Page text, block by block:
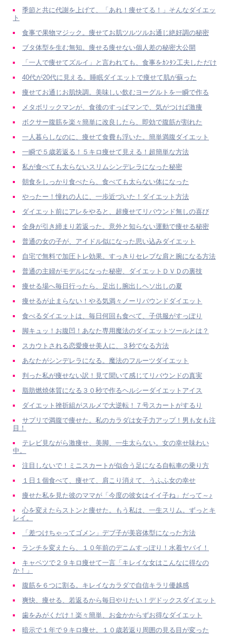
季節と共に代謝を上げて、「あれ！痩せてる！」そんなダイエッ
ト
食事で果物マジック。痩せてお肌ツルツルお通じ絶好調の秘密
ブタ体型を生む無知。痩せる痩せない個人差の秘密大公開
「一人で痩せてズルイ」と言われても、食事をｶﾝﾀﾝ工夫しただけ
40代が20代に見える。睡眠ダイエットで痩せて肌が蘇った
痩せてお通じお肌快調。美味しい飲むヨーグルトを一瞬で作る
メタボリックマンが、食後のすっぱマンで、気がつけば激痩
ボクサー腹筋を楽々簡単に改良したら、即効で腹筋が割れた
一人暮らしなのに、痩せて食費も浮いた。簡単満腹ダイエット
一瞬で５歳若返る！５キロ痩せて見える！超簡単な方法
私が食べても太らないスリムシンデレラになった秘密
朝食をしっかり食べたら、食べても太らない体になった
やったー！憧れの人に、一歩近づいた！ダイエット方法
ダイエット前にアレをやると、超痩せてリバウンド無しの喜び
全身が引き締まり若返った。意外と知らない運動で痩せる秘密
普通の女の子が、アイドル似になった思い込みダイエット
自宅で無料で加圧トレ効果。すっきりセレブな肩と腕になる方法
普通の主婦がモデルになった秘密、ダイエットＤＶＤの裏技
痩せる場へ毎日行ったら、足出し腕出しヘソ出しの夏
痩せるが止まらない！やる気満々ノーリバウンドダイエット
食べるダイエットは、毎日何回も食べて、子供服がすっぽり
脚キュッ！お腹凹！あなた専用魔法のダイエットツールとは？
スカウトされる恋愛痩せ美人に、３秒でなる方法
あなたがシンデレラになる。魔法のフルーツダイエット
判った私が痩せない訳！見て聞いて感じてリバウンドの真実
脂肪燃焼体質になる３０秒で作るヘルシーダイエットアイス
ダイエット挫折組がスルメで大逆転！７号スカートがするり
サプリで満腹で痩せた。私のカラダは女子力アップ！男も女も注
目！
テレビ見ながら激痩せ、美脚、一生太らない。女の幸せ味わい
中。
注目しないで！ミニスカートが似合う足になる自転車の乗り方
１日１個食べて、痩せて、肩こり消えて、うふふ女の幸せ
痩せた私を見た彼のママが「今度の彼女はイイ子ね」だって～♪
心を変えたらストンと痩せた。もう私は、一生スリム。ずっとキ
レイ。
「差つけちゃってゴメン」デブ子が美容体型になった方法
ランチを変えたら、１０年前のデニムすっぽり！水着ヤバイ！
キャベツで２９キロ痩せて一言「キレイな女はこんなに得なの
か！」
腹筋を６つに割る。キレイなカラダで自信キラリ優越感
爽快、痩せる、若返るから毎日やりたい！デドックスダイエット
歯をみがくだけ！楽々簡単、お金かからずお得なダイエット
暗示で１年で９キロ痩せ。１０歳若返り周囲の見る目が変った